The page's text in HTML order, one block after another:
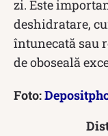
zi. Este
deshidratare,
întunecată sau
de oboseală
Foto: